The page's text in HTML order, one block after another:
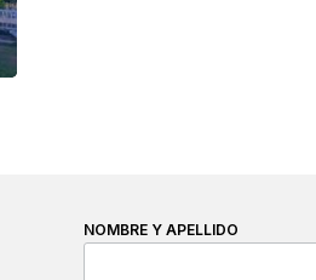
NOMBRE Y APELLIDO